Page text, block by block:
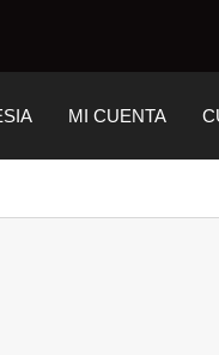
MI CUENTA